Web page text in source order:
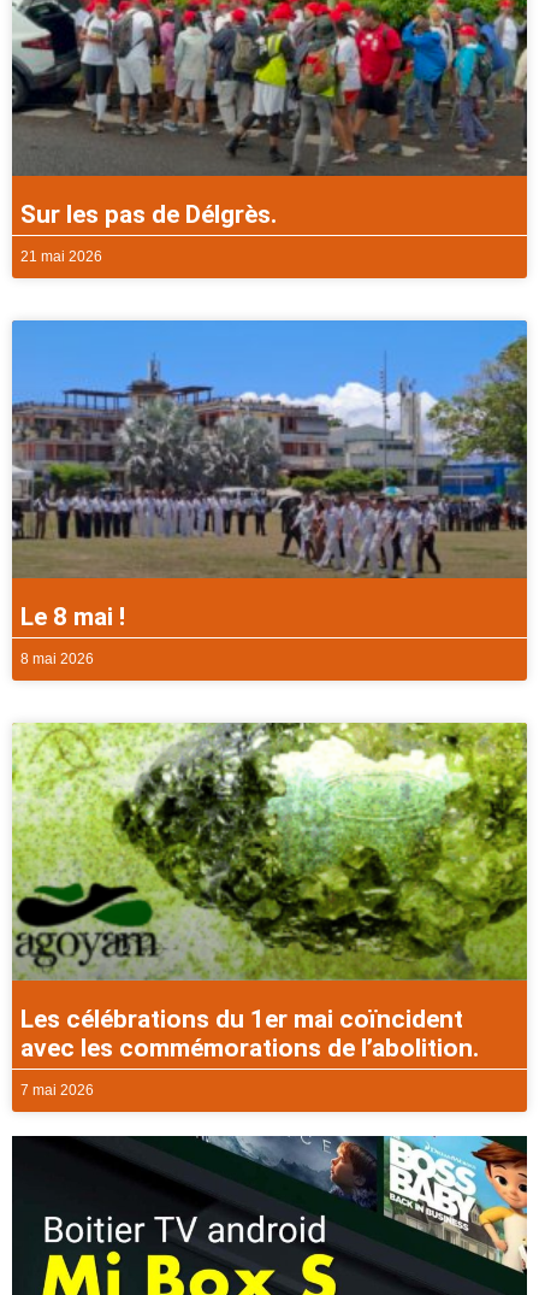
Sur les pas de Délgrès.
21 mai 2026
Le 8 mai !
8 mai 2026
Les célébrations du 1er mai coïncident
avec les commémorations de l’abolition.
7 mai 2026